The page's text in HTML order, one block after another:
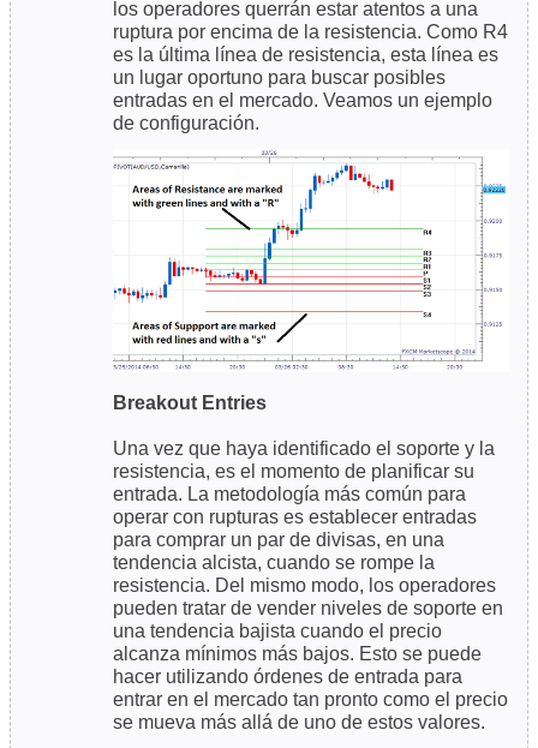
los operadores querrán estar atentos a una
ruptura por encima de la resistencia. Como R4
es la última línea de resistencia, esta línea es
un lugar oportuno para buscar posibles
entradas en el mercado. Veamos un ejemplo
de configuración.
Breakout Entries
Una vez que haya identificado el soporte y la
resistencia, es el momento de planificar su
entrada. La metodología más común para
operar con rupturas es establecer entradas
para comprar un par de divisas, en una
tendencia alcista, cuando se rompe la
resistencia. Del mismo modo, los operadores
pueden tratar de vender niveles de soporte en
una tendencia bajista cuando el precio
alcanza mínimos más bajos. Esto se puede
hacer utilizando órdenes de entrada para
entrar en el mercado tan pronto como el precio
se mueva más allá de uno de estos valores.